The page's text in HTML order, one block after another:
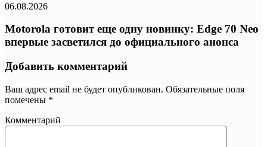
06.08.2026
Motorola готовит еще одну новинку: Edge 70 Neo
впервые засветился до официального анонса
Добавить комментарий
Ваш адрес email не будет опубликован. Обязательные поля
помечены *
Комментарий